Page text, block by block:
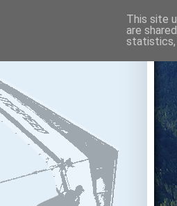
This site
are
statistics,